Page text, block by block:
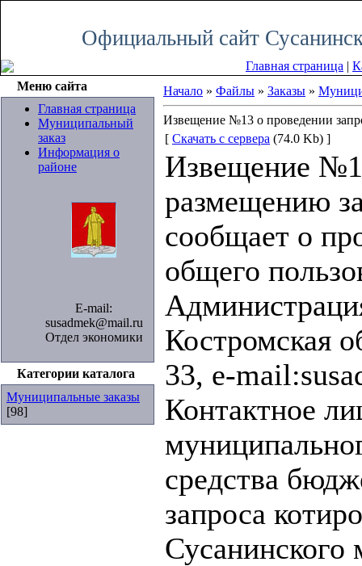
Официальный сайт
Главная страница |
Меню сайта
Главная страница
Муниципальный
заказ
Информация о
районе
E-mail:
susadmek@mail.ru
Отдел экономики
Категории каталога
Муниципальные заказы
[98]
Начало » Файлы » Заказы »
Извещение №13 о проведении
[ Скачать с сервера (74.0 Kb) ]
Извещение
размещению
сообщает о
общего
Костромская
33, е-
Контактное
средства
запроса
Сусанинского